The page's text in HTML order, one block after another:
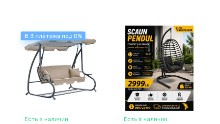
В 3 платежа под 0%
Есть в наличии Есть в наличии